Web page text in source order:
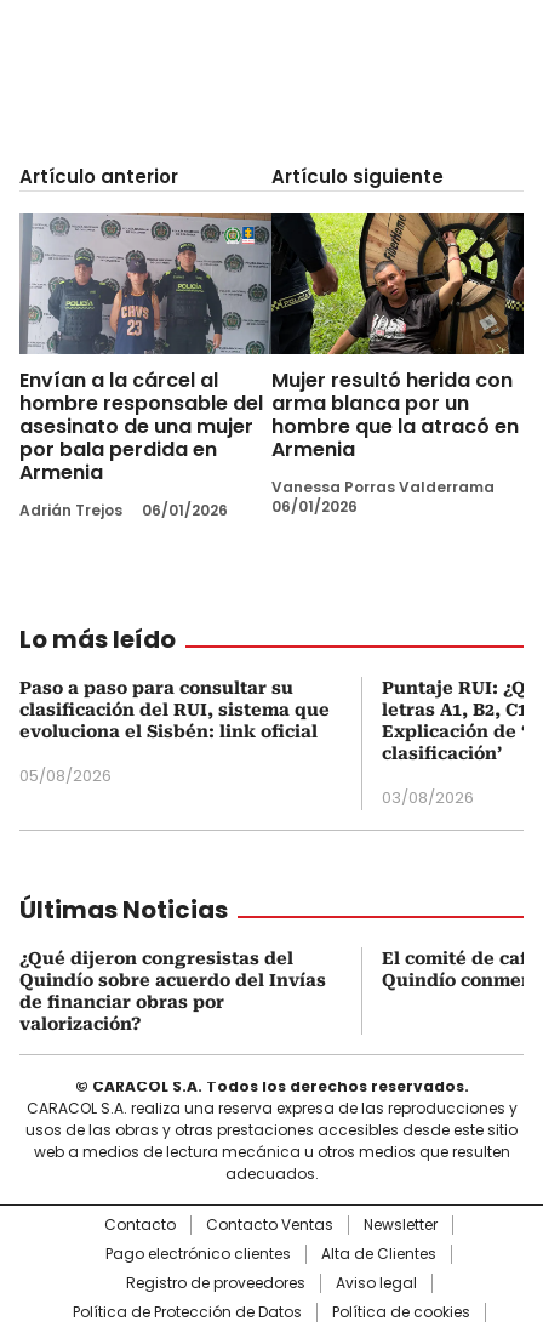
Artículo anterior
Envían a la cárcel al
hombre responsable del
asesinato de una mujer
por bala perdida en
Armenia
Adrián Trejos 06/01/2026
Artículo siguiente
Mujer resultó herida con
arma blanca por un
hombre que la atracó en
Armenia
Vanessa Porras Valderrama
06/01/2026
Lo más leído
Paso a paso para consultar su
clasificación del RUI, sistema que
evoluciona el Sisbén: link oficial
05/08/2026
Puntaje RUI:
letras A1, B2, C1
Explicación de
clasificación’
03/08/2026
Últimas Noticias
¿Qué dijeron congresistas del
Quindío sobre acuerdo del Invías
de financiar obras por
valorización?
El comité de
Quindío
© CARACOL S.A. Todos los derechos reservados.
CARACOL S.A. realiza una reserva expresa de las reproducciones y
usos de las obras y otras prestaciones accesibles desde este sitio
web a medios de lectura mecánica u otros medios que resulten
adecuados.
Contacto Contacto Ventas
Newsletter
Pago electrónico clientes
Alta de Clientes
Registro de proveedores
Aviso legal
Política de Protección de Datos
Política de cookies